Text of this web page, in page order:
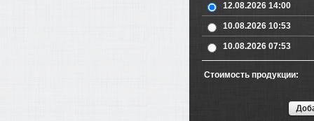
12.08.2026 14:00
10.08.2026 10:53
10.08.2026 07:53
Стоимость продукции: